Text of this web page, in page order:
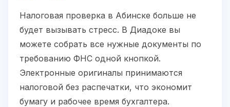
Налоговая проверка в Абинске больше не
будет вызывать стресс. В Диадоке вы
можете собрать все нужные документы по
требованию ФНС одной кнопкой.
Электронные оригиналы принимаются
налоговой без распечатки, что экономит
бумагу и рабочее время бухгалтера.